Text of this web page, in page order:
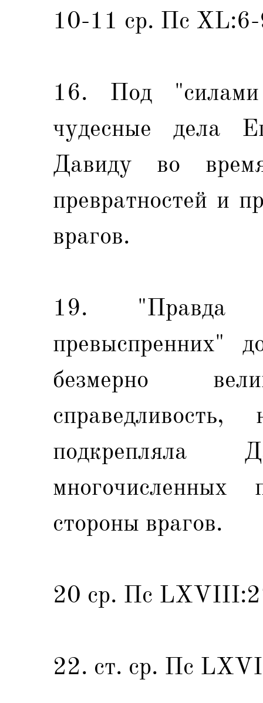
10-11 ср. Пс
16. Под "силами
чудесные дела
Давиду во
превратностей и
врагов.
19.
превыспренних"
безмерно
многочисленных
стороны врагов.
20 ср. Пс
22. ст. ср. Пс